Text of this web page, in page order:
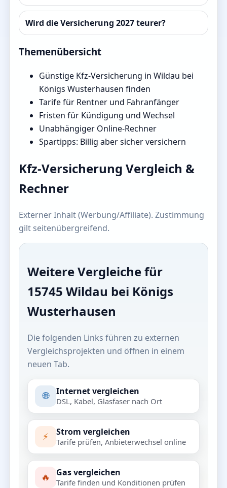
Wird die Versicherung 2027 teurer?
Themenübersicht
Günstige Kfz-Versicherung in Wildau bei
Königs Wusterhausen finden
Tarife für Rentner und Fahranfänger
Fristen für Kündigung und Wechsel
Unabhängiger Online-Rechner
Spartipps: Billig aber sicher versichern
Kfz-Versicherung Vergleich &
Rechner
Externer Inhalt (Werbung/Affiliate). Zustimmung
gilt seitenübergreifend.
Weitere Vergleiche für
15745 Wildau bei Königs
Wusterhausen
Die folgenden Links führen zu externen
Vergleichsprojekten und öffnen in einem
neuen Tab.
🌐 Internet vergleichen
DSL, Kabel, Glasfaser nach Ort
⚡ Strom vergleichen
Tarife prüfen, Anbieterwechsel online
🔥 Gas vergleichen
Tarife finden und Konditionen prüfen